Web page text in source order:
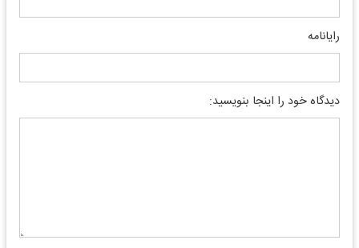
رایانامه
دیدگاه خود را اینجا بنویسید: